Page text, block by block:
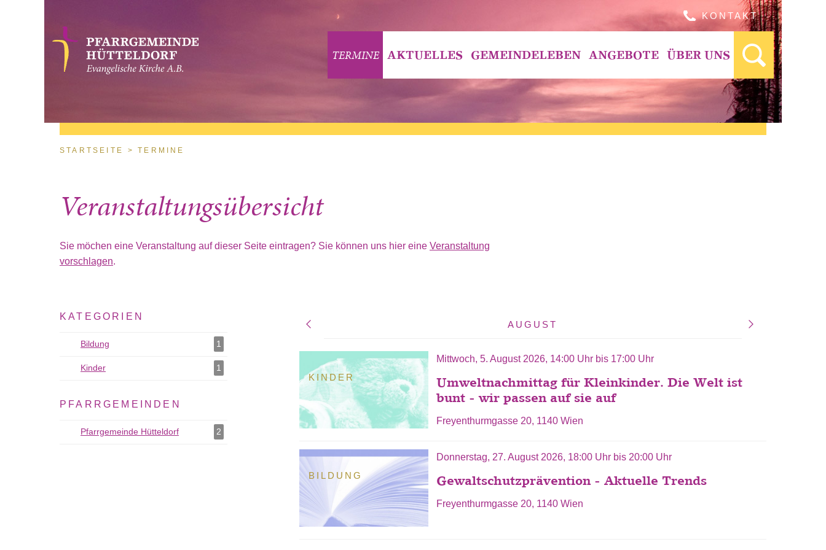
KONTAKT
TERMINE AKTUELLES GEMEINDELEBEN ANGEBOTE ÜBER UNS
Sie sind hier
STARTSEITE TERMINE
Veranstaltungsübersicht
Sie möchen eine Veranstaltung auf dieser Seite eintragen? Sie können uns hier eine Veranstaltung
vorschlagen.
AUGUST
KINDER
Mittwoch, 5. August 2026, 14:00 Uhrbis 17:00 Uhr
Umweltnachmittag für Kleinkinder. Die Welt ist
bunt - wir passen auf sie auf
Freyenthurmgasse 20, 1140 Wien
BILDUNG
Donnerstag, 27. August 2026, 18:00 Uhrbis 20:00 Uhr
Gewaltschutzprävention - Aktuelle Trends
Freyenthurmgasse 20, 1140 Wien
KATEGORIEN
Bildung 1
Bildung als Filter hinzufügen
Kinder 1
Kinder als Filter hinzufügen
PFARRGEMEINDEN
Pfarrgemeinde Hütteldorf 2
Pfarrgemeinde Hütteldorf als Filter hinzufügen